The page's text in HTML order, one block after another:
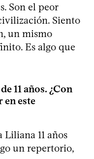
Son el peor
Siento
un mismo
Es algo que
11 años. ¿Con
en este
11 años
un repertorio,